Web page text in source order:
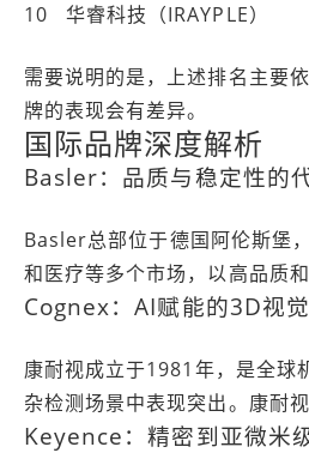
10
华睿科技（IRAYPLE）
需要说明的是，上述排名主要
牌的表现会有差异。
国际品牌深度解析
Basler：品质与稳定性的
Basler总部位于德国阿伦斯堡
和医疗等多个市场，以高品质
Cognex：AI赋能的3D视
康耐视成立于1981年，是全
杂检测场景中表现突出。康耐
Keyence：精密到亚微米